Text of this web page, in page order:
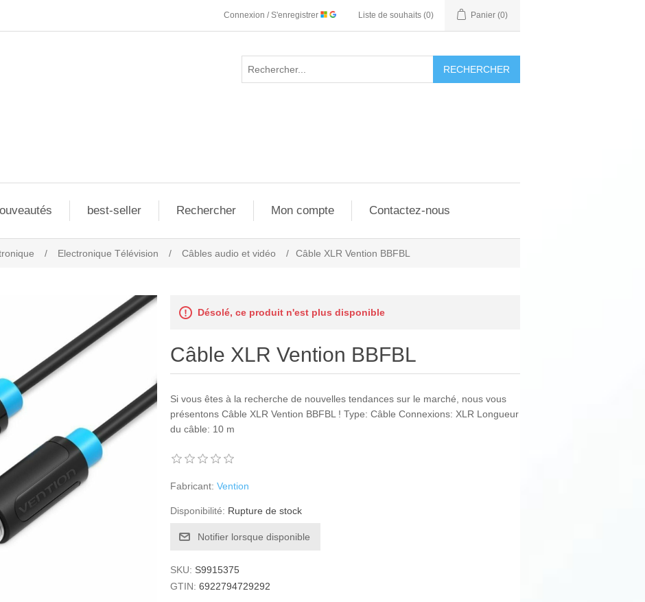
Connexion / S'enregistrer Liste de souhaits (0) Panier (0)
RECHERCHER
best-seller Rechercher Mon compte Contactez-nous
/ Electronique Télévision / Câbles audio et vidéo / Câble XLR Vention BBFBL
Désolé, ce produit n'est plus disponible
Câble XLR Vention BBFBL
Si vous êtes à la recherche de nouvelles tendances sur le marché, nous vous
présentons Câble XLR Vention BBFBL ! Type: Câble Connexions: XLR Longueur
du câble: 10 m
Fabricant: Vention
Disponibilité: Rupture de stock
Notifier lorsque disponible
SKU: S9915375
GTIN: 6922794729292